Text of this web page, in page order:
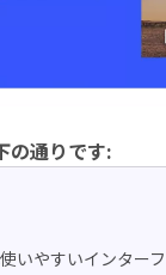
の通りです:
いやすいインター